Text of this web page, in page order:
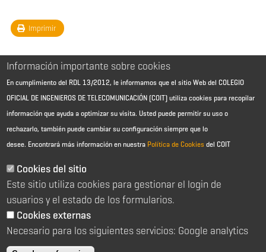
Imprimir
Aviso Legal - Información general
Política de cookies
Política de reembolso
Sitemap
C/ Almagro 2 1º Izqda 28010 Madrid
91 391 10 66
Información importante sobre cookies
En cumplimiento del RDL 13/2012, le informamos que el sitio Web del COLEGIO
OFICIAL DE INGENIEROS DE TELECOMUNICACIÓN (COIT) utiliza cookies para recopilar
información que ayuda a optimizar su visita. Usted puede permitir su uso o
rechazarlo, también puede cambiar su configuración siempre que lo
desee. Encontrará más información en nuestra Política de Cookies del COIT
Cookies del sitio
Este sitio utiliza cookies para gestionar el login de
usuarios y el estado de los formularios.
Cookies externas
Necesario para los siguientes servicios: Google analytics